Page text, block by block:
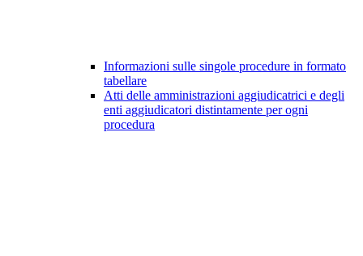
Informazioni sulle singole procedure in formato
tabellare
Atti delle amministrazioni aggiudicatrici e degli
enti aggiudicatori distintamente per ogni
procedura